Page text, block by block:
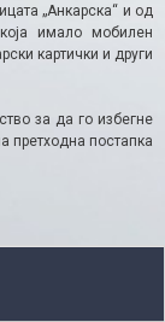
„Анкарска“ и од
имало мобилен
картички и други
за да го избегне
претходна постапка